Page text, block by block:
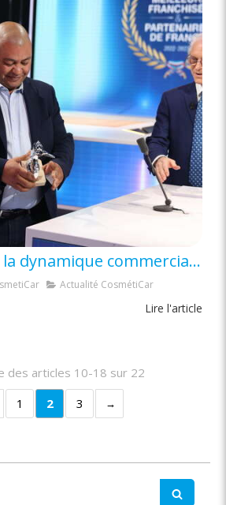
Grand prix de la dynamique commerciale, une récompense de plus pour CosmétiCar en 2022 !
Actualité CosmétiCar
Lire l'article
des articles 10-18 sur 22
1
2 3